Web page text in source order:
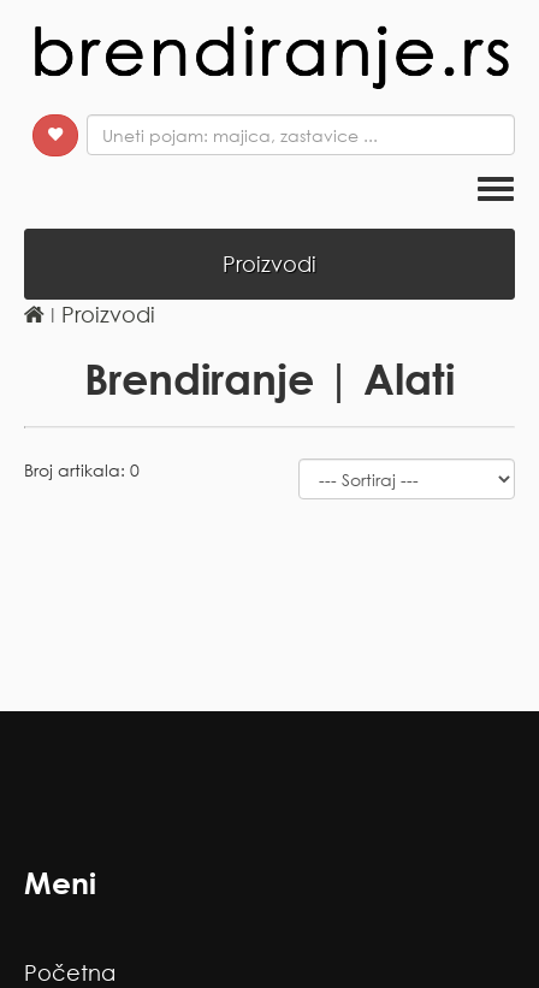
Proizvodi
ǀ Proizvodi
Brendiranje | Alati
Broj artikala: 0
Meni
Početna